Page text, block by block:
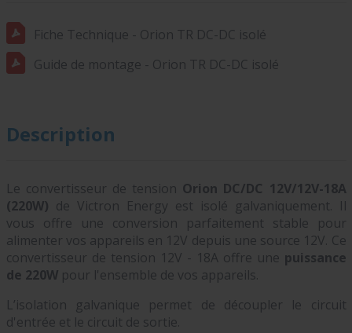
Fiche Technique - Orion TR DC-DC isolé
Guide de montage - Orion TR DC-DC isolé
Description
Le convertisseur de tension Orion DC/DC 12V/12V-18A
(220W) de Victron Energy est isolé galvaniquement. Il
vous offre une conversion parfaitement stable pour
alimenter vos appareils en 12V depuis une source 12V. Ce
convertisseur de tension 12V - 18A offre une puissance
de 220Wpour l'ensemble de vos appareils.
L’isolation galvanique permet de découpler le circuit
d'entrée et le circuit de sortie.